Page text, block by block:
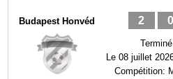
Budapest Honvéd 2 0
Terminé
Le 08 juillet
Compétition: